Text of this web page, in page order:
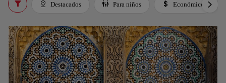
Destacados Para niños Económico